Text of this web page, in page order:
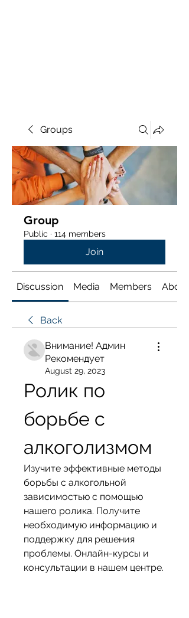
Groups
Group
Public · 114 members
Join
Discussion Media Members About
Back
Внимание! Админ
Рекомендует
August 29, 2023
Ролик по
борьбе с
алкоголизмом
Изучите эффективные методы
борьбы с алкогольной
зависимостью с помощью
нашего ролика. Получите
необходимую информацию и
поддержку для решения
проблемы. Онлайн-курсы и
консультации в нашем центре.